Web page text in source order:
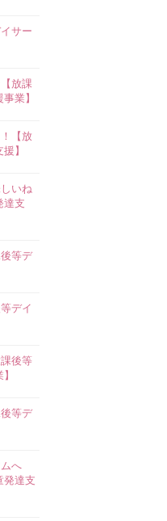
サー
放課
業】
【放
】
いね
達支
等デ
デイ
後等
等デ
へ
発達支